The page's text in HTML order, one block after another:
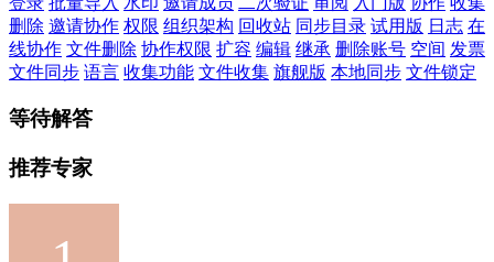
删除 邀请协作 权限 组织架构 回收站 同步目录 试用版 日志 在
线协作 文件删除 协作权限 扩容 编辑 继承 删除账号 空间 发票
文件同步 语言 收集功能 文件收集 旗舰版 本地同步 文件锁定
等待解答
推荐专家